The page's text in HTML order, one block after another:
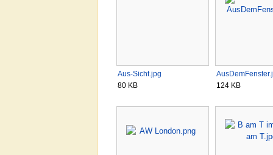
Aus-Sicht.jpg
80 KB
124 KB